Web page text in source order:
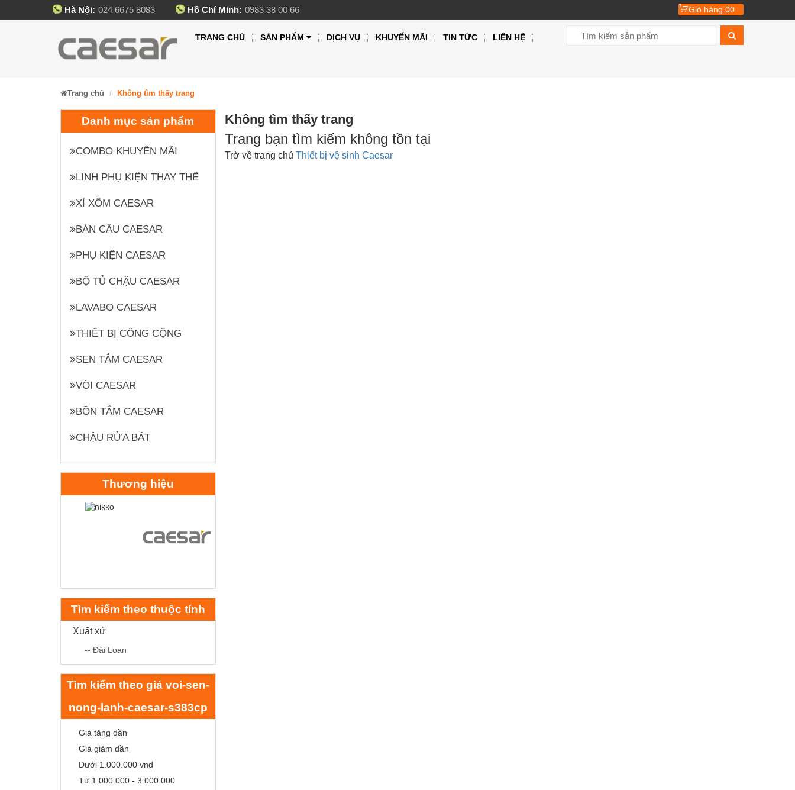
Hà Nội: 024 6675 8083 Hồ Chí Minh: 0983 38 00 66 Giỏ hàng 00
TRANG CHỦ SẢN PHẨM DỊCH VỤ KHUYẾN MÃI TIN TỨC LIÊN HỆ
Trang chủ Không tìm thấy trang
Danh mục sản phẩm
COMBO KHUYẾN MÃI
LINH PHỤ KIỆN THAY THẾ
XÍ XỔM CAESAR
BÀN CẦU CAESAR
PHỤ KIỆN CAESAR
BỘ TỦ CHẬU CAESAR
LAVABO CAESAR
THIẾT BỊ CÔNG CỘNG
SEN TẮM CAESAR
VÒI CAESAR
BỒN TẮM CAESAR
CHẬU RỬA BÁT
Thương hiệu
Tìm kiếm theo thuộc tính
Xuất xứ
-- Đài Loan
Tìm kiếm theo giá voi-sen-
nong-lanh-caesar-s383cp
Giá tăng dần
Giá giảm dần
Dưới 1.000.000 vnd
Từ 1.000.000 - 3.000.000
Không tìm thấy trang
Trang bạn tìm kiếm không tồn tại
Trờ về trang chủ Thiết bị vệ sinh Caesar